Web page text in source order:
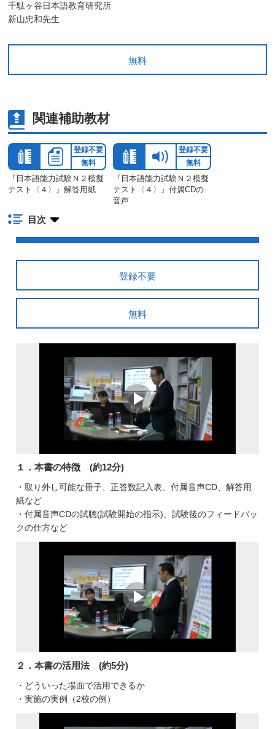
千駄ヶ谷日本語教育研究所
新山忠和先生
無料
関連補助教材
『日本語能力試験Ｎ２模擬
テスト〈４〉』解答用紙
登録不要
無料
『日本語能力試験Ｎ２模擬
テスト〈４〉』付属CDの
音声
登録不要
無料
目次
登録不要
無料
１．本書の特徴 (約12分)
・取り外し可能な冊子、正答数記入表、付属音声CD、解答用
紙など
・付属音声CDの試聴(試験開始の指示)、試験後のフィードバッ
クの仕方など
２．本書の活用法 (約5分)
・どういった場面で活用できるか
・実施の実例（2校の例）